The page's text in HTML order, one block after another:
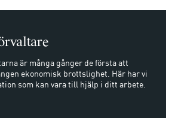
är många gånger de första att
ekonomisk brottslighet. Här har vi
som kan vara till hjälp i ditt arbete.